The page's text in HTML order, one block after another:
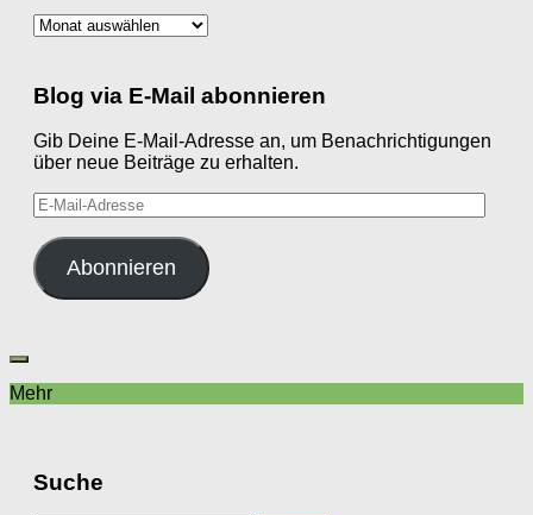
Archiv
Blog via E-Mail abonnieren
Gib Deine E-Mail-Adresse an, um Benachrichtigungen
über neue Beiträge zu erhalten.
E-
Mail-
Adresse
Abonnieren
Mehr
Suche